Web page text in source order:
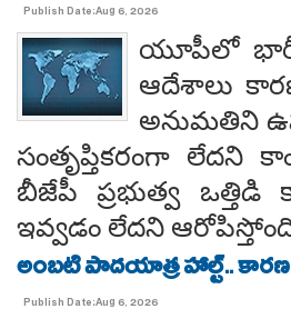
Publish Date:Aug 6, 2026
యూపీలో భారీ
ఆదేశాలు
అనుమతిని
సంతృప్తికరంగా లేదని
బీజేపీ ప్రభుత్వ
ఇవ్వడం లేదని
అంబటి పాదయాత్ర హాల్ట్..
Publish Date:Aug 6, 2026